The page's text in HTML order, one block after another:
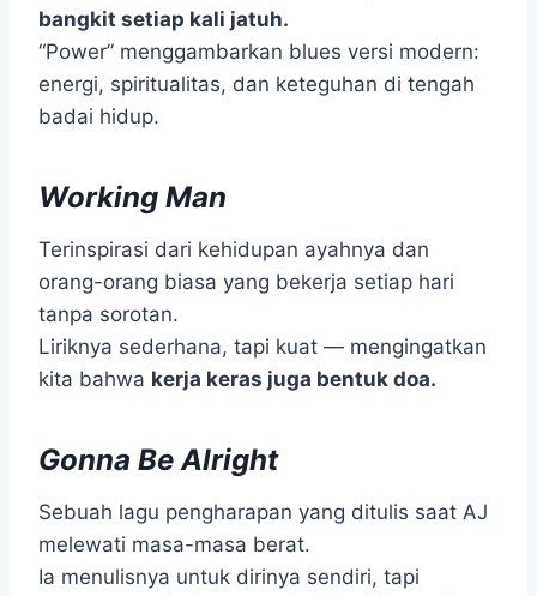
bangkit setiap kali jatuh.
“Power” menggambarkan blues versi modern:
energi, spiritualitas, dan keteguhan di tengah
badai hidup.
Working Man
Terinspirasi dari kehidupan ayahnya dan
orang-orang biasa yang bekerja setiap hari
tanpa sorotan.
Liriknya sederhana, tapi kuat — mengingatkan
kita bahwa kerja keras juga bentuk doa.
Gonna Be Alright
Sebuah lagu pengharapan yang ditulis saat AJ
melewati masa-masa berat.
Ia menulisnya untuk dirinya sendiri, tapi